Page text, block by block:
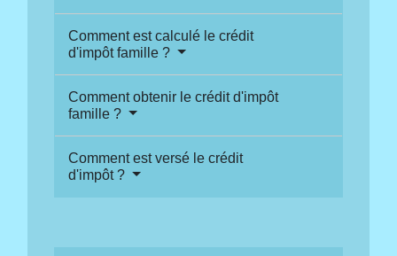
Comment est calculé le crédit
d'impôt famille ?
Comment obtenir le crédit d'impôt
famille ?
Comment est versé le crédit
d'impôt ?